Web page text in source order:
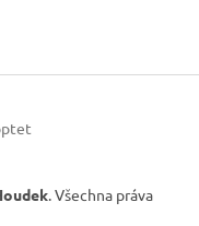
. Všechna práva